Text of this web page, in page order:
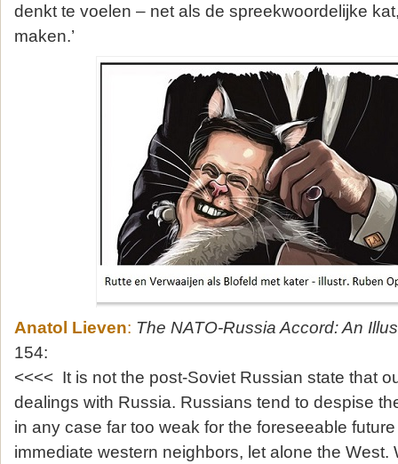
denkt te voelen – net als de spreekwoordelijke
maken.’
Anatol Lieven: The NATO-Russia Accord: An
154:
<<<< It is not the post-Soviet Russian state that
dealings with Russia. Russians tend to despise
in any case far too weak for the foreseeable
immediate western neighbors, let alone the West.